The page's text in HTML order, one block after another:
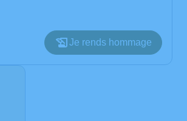
Je rends hommage